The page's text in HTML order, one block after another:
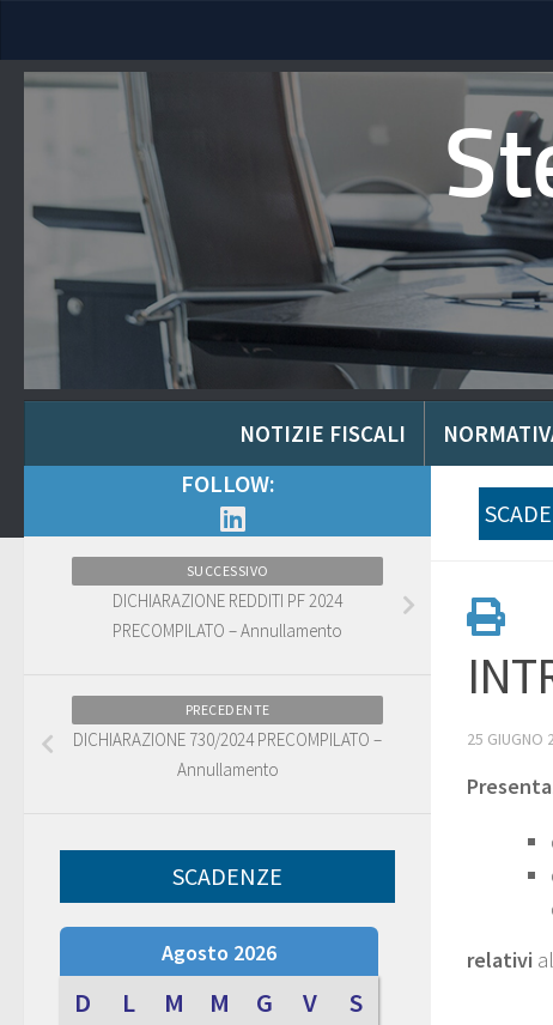
NOTIZIE FISCALI
25 GIUGNO
relativi
FOLLOW:
SUCCESSIVO
DICHIARAZIONE REDDITI PF 2024
PRECOMPILATO – Annullamento
PRECEDENTE
DICHIARAZIONE 730/2024 PRECOMPILATO –
Annullamento
SCADENZE
Agosto 2026
D L M M G V S